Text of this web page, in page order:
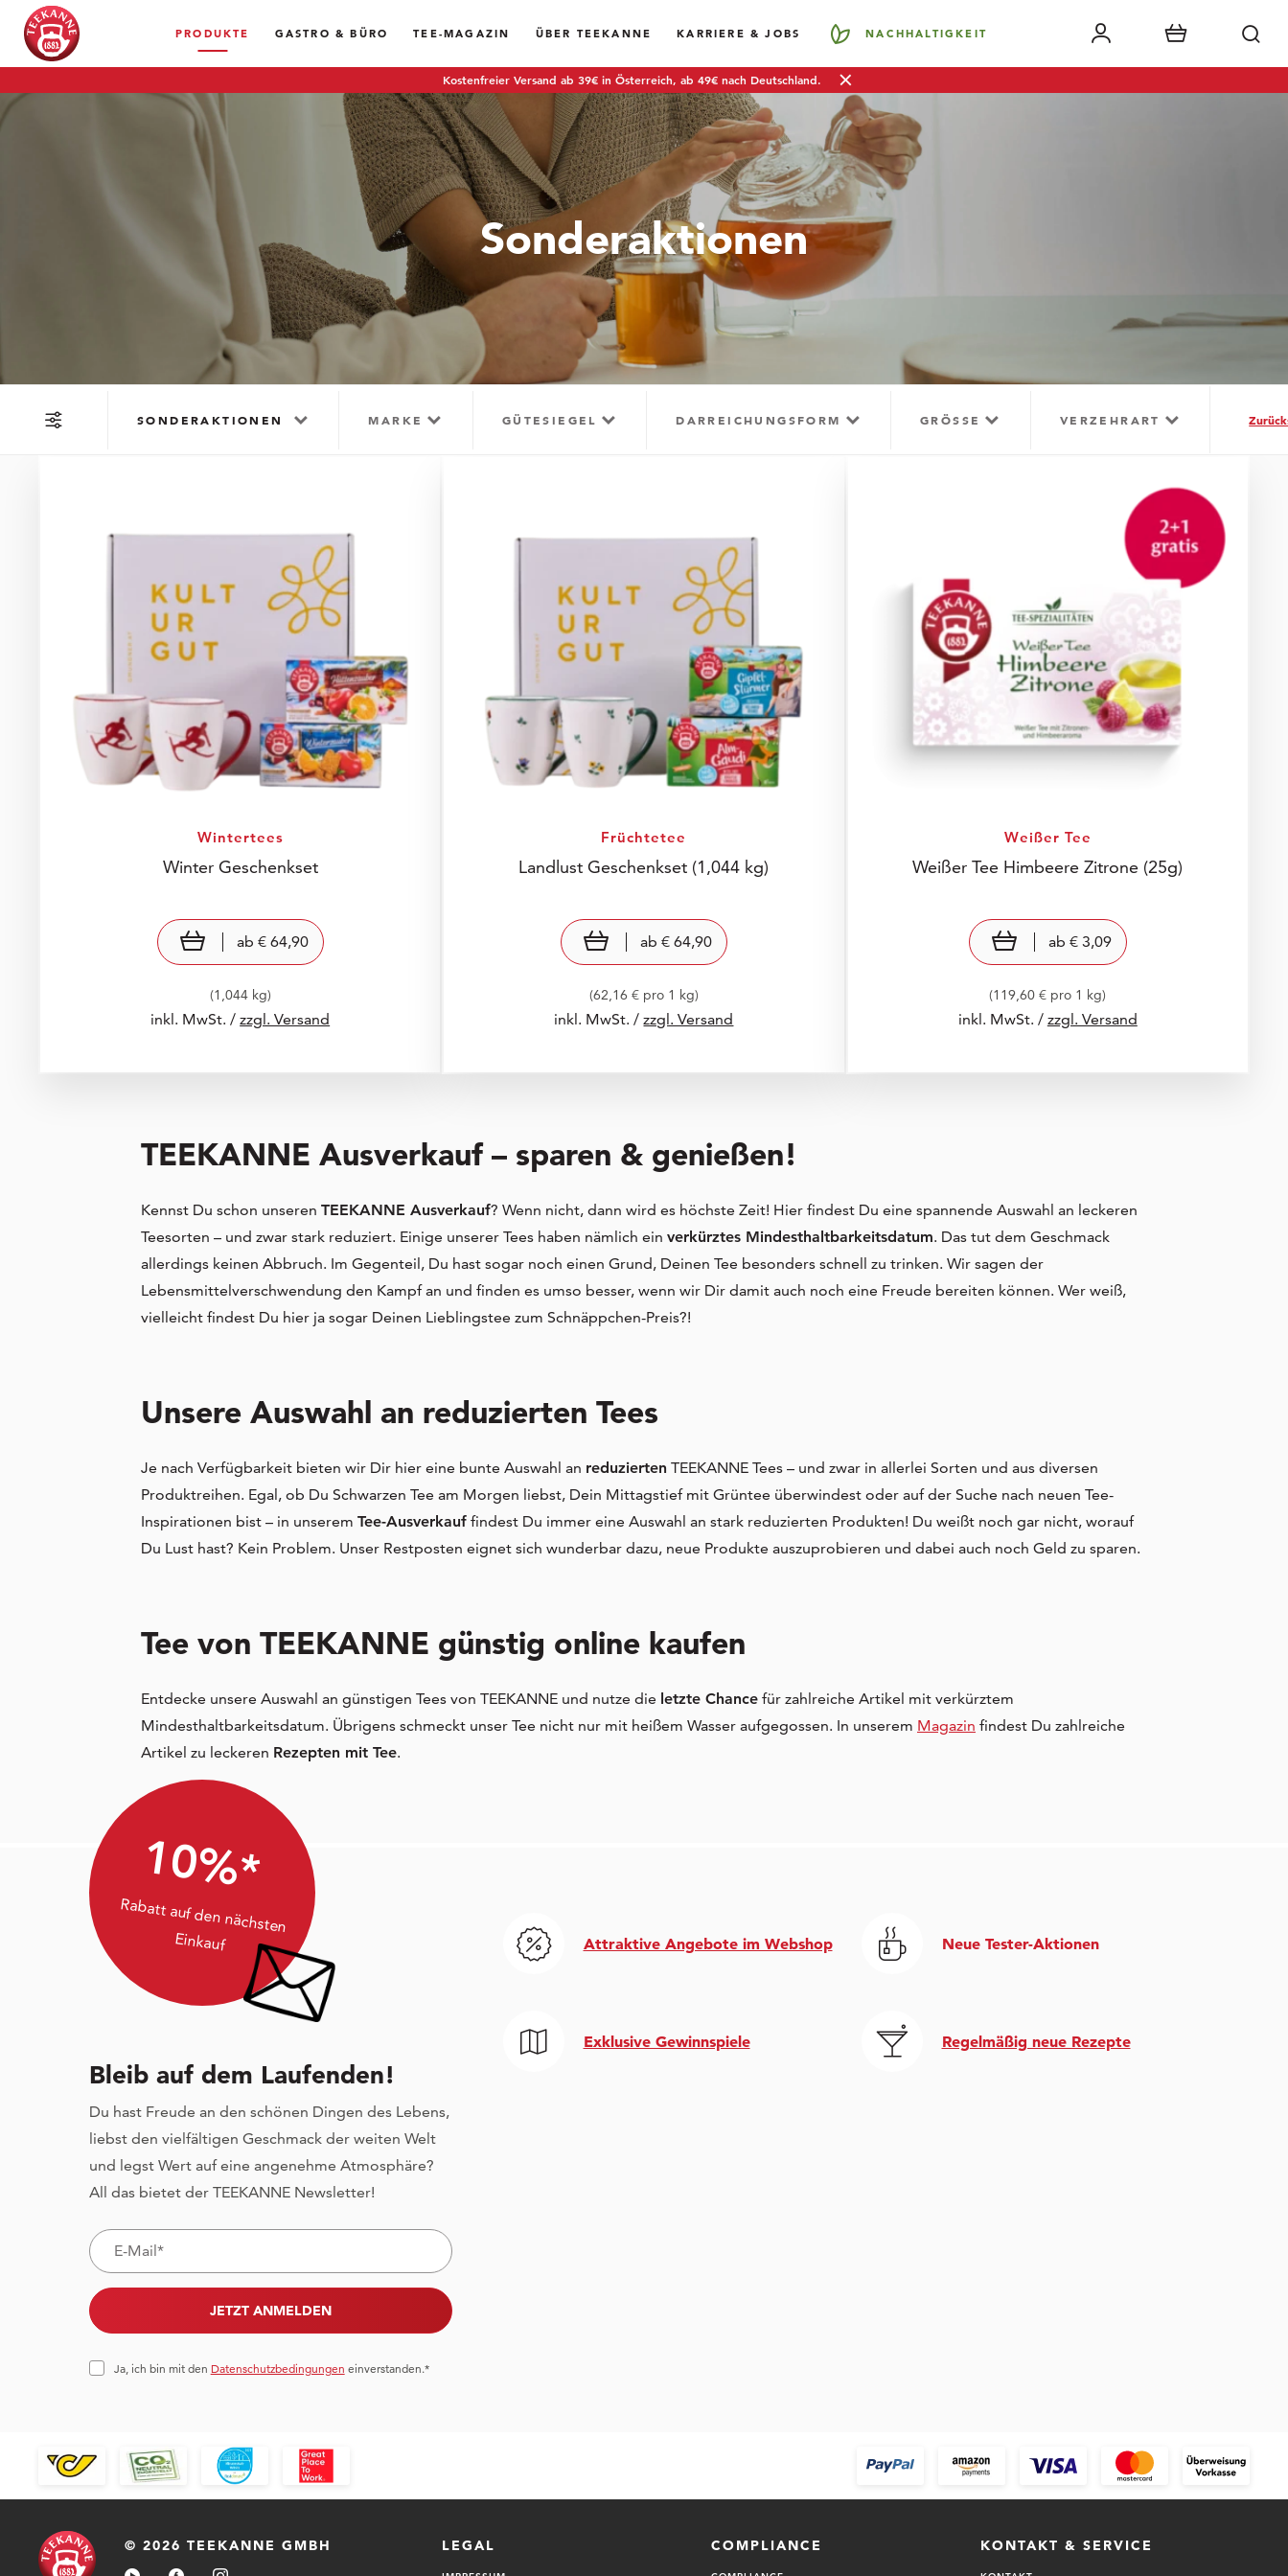
PRODUKTE GASTRO & BÜRO TEE-MAGAZIN ÜBER TEEKANNE KARRIERE & JOBS NACHHALTIGKEIT
Kostenfreier Versand ab 39€ in Österreich, ab 49€ nach Deutschland.
Sonderaktionen
SONDERAKTIONEN MARKE GÜTESIEGEL DARREICHUNGSFORM GRÖSSE VERZEHRART
Wintertees
Winter Geschenkset
view product
ab € 64,90
(1,044 kg)
inkl. MwSt. /zzgl. Versand
Früchtetee
Landlust Geschenkset (1,044 kg)
view product
ab € 64,90
(62,16 € pro 1 kg)
inkl. MwSt. /zzgl. Versand
Weißer Tee
Weißer Tee Himbeere Zitrone (25g)
view product
ab € 3,09
(119,60 € pro 1 kg)
inkl. MwSt. / zzgl. Versand
TEEKANNE Ausverkauf – sparen & genießen!
Kennst Du schon unseren TEEKANNE Ausverkauf? Wenn nicht, dann wird es höchste Zeit! Hier findest Du eine spannende Auswahl an leckeren
Teesorten – und zwar stark reduziert. Einige unserer Tees haben nämlich ein verkürztes Mindesthaltbarkeitsdatum. Das tut dem Geschmack
allerdings keinen Abbruch. Im Gegenteil, Du hast sogar noch einen Grund, Deinen Tee besonders schnell zu trinken. Wir sagen der
Lebensmittelverschwendung den Kampf an und finden es umso besser, wenn wir Dir damit auch noch eine Freude bereiten können. Wer weiß,
vielleicht findest Du hier ja sogar Deinen Lieblingstee zum Schnäppchen-Preis?!
Unsere Auswahl an reduzierten Tees
Je nach Verfügbarkeit bieten wir Dir hier eine bunte Auswahl an reduzierten TEEKANNE Tees – und zwar in allerlei Sorten und aus diversen
Produktreihen. Egal, ob Du Schwarzen Tee am Morgen liebst, Dein Mittagstief mit Grüntee überwindest oder auf der Suche nach neuen Tee-
Inspirationen bist – in unserem Tee-Ausverkauffindest Du immer eine Auswahl an stark reduzierten Produkten! Du weißt noch gar nicht, worauf
Du Lust hast? Kein Problem. Unser Restposten eignet sich wunderbar dazu, neue Produkte auszuprobieren und dabei auch noch Geld zu sparen.
Tee von TEEKANNE günstig online kaufen
Entdecke unsere Auswahl an günstigen Tees von TEEKANNE und nutze die letzte Chancefür zahlreiche Artikel mit verkürztem
Mindesthaltbarkeitsdatum. Übrigens schmeckt unser Tee nicht nur mit heißem Wasser aufgegossen. In unserem Magazin findest Du zahlreiche
Artikel zu leckeren Rezepten mit Tee.
10%*
Rabatt auf den nächsten
Einkauf
Bleib auf dem Laufenden!
Du hast Freude an den schönen Dingen des Lebens,
liebst den vielfältigen Geschmack der weiten Welt
und legst Wert auf eine angenehme Atmosphäre?
All das bietet der TEEKANNE Newsletter!
JETZT ANMELDEN
Ja, ich bin mit den Datenschutzbedingungen einverstanden.*
Attraktive Angebote im Webshop
Exklusive Gewinnspiele
Neue Tester-Aktionen
Regelmäßig neue Rezepte
© 2026 TEEKANNE GMBH LEGAL COMPLIANCE KONTAKT & SERVICE